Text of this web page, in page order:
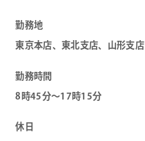
勤務地
東京本店、東北支店、山形支店
勤務時間
8時45分～17時15分
休日